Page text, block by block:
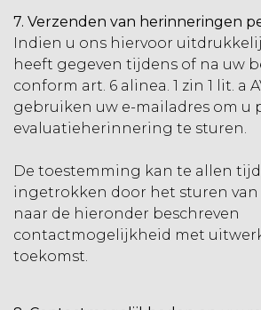
7. Verzenden van herinneringen
Indien u ons hiervoor
heeft gegeven tijdens of na uw
conform art. 6 alinea. 1 zin 1 lit. a
gebruiken uw e-mailadres om u
evaluatieherinnering te sturen.
De toestemming kan te allen
ingetrokken door het sturen
naar de hieronder beschreven
contactmogelijkheid met
toekomst.